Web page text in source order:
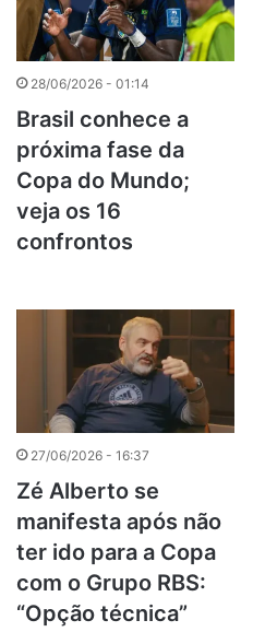
28/06/2026 - 01:14
Brasil conhece a
próxima fase da
Copa do Mundo;
veja os 16
confrontos
27/06/2026 - 16:37
Zé Alberto se
manifesta após não
ter ido para a Copa
com o Grupo RBS:
“Opção técnica”